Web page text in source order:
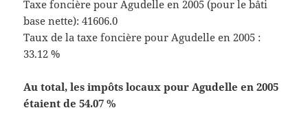
Taxe foncière pour Agudelle en 2005 (pour le bâti
base nette): 41606.0
Taux de la taxe foncière pour Agudelle en 2005 :
33.12 %
Au total, les impôts locaux pour Agudelle en 2005
étaient de 54.07 %